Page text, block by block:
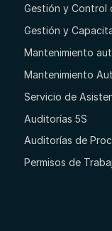
Gestión y Control
Gestión y
Mantenimiento
Mantenimiento
Servicio de
Auditorías 5S
Auditorías de
Permisos de